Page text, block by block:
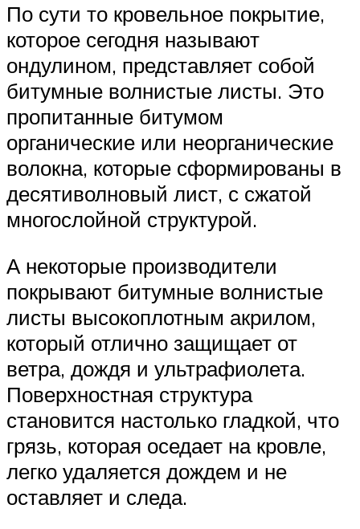
По сути то кровельное покрытие,
которое сегодня называют
ондулином, представляет собой
битумные волнистые листы. Это
пропитанные битумом
органические или неорганические
волокна, которые сформированы в
десятиволновый лист, с сжатой
многослойной структурой.
А некоторые производители
покрывают битумные волнистые
листы высокоплотным акрилом,
который отлично защищает от
ветра, дождя и ультрафиолета.
Поверхностная структура
становится настолько гладкой, что
грязь, которая оседает на кровле,
легко удаляется дождем и не
оставляет и следа.